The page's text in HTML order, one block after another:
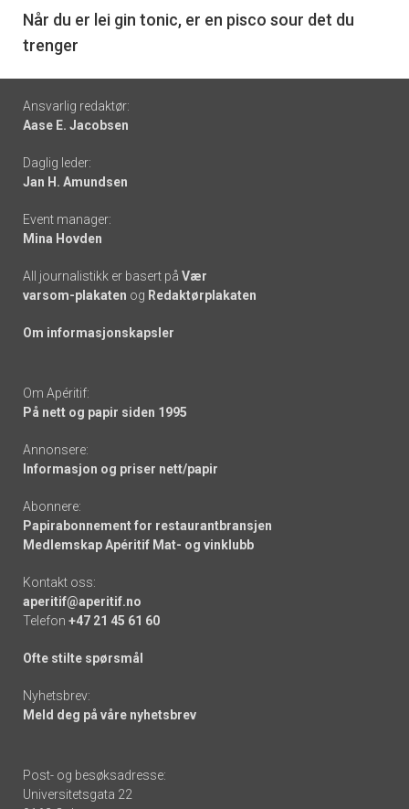
6
Når du er lei gin tonic, er en pisco sour det du
trenger
Footer
-
links
Ansvarlig redaktør:
Aase E. Jacobsen
Daglig leder:
Jan H. Amundsen
Event manager:
Mina Hovden
All journalistikk er basert på Vær
varsom-plakaten og Redaktørplakaten
Om informasjonskapsler
Om Apéritif:
På nett og papir siden 1995
Annonsere:
Informasjon og priser nett/papir
Abonnere:
Papirabonnement for restaurantbransjen
Medlemskap Apéritif Mat- og vinklubb
Kontakt oss:
aperitif@aperitif.no
Telefon +47 21 45 61 60
Ofte stilte spørsmål
Nyhetsbrev:
Meld deg på våre nyhetsbrev
Post- og besøksadresse:
Universitetsgata 22